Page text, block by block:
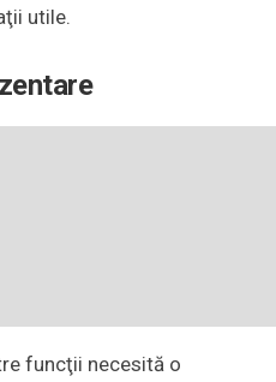
utile.
funcţii necesită o